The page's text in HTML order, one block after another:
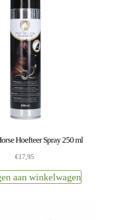
Hoefteer Spray 250 ml
€17,95
aan winkelwagen